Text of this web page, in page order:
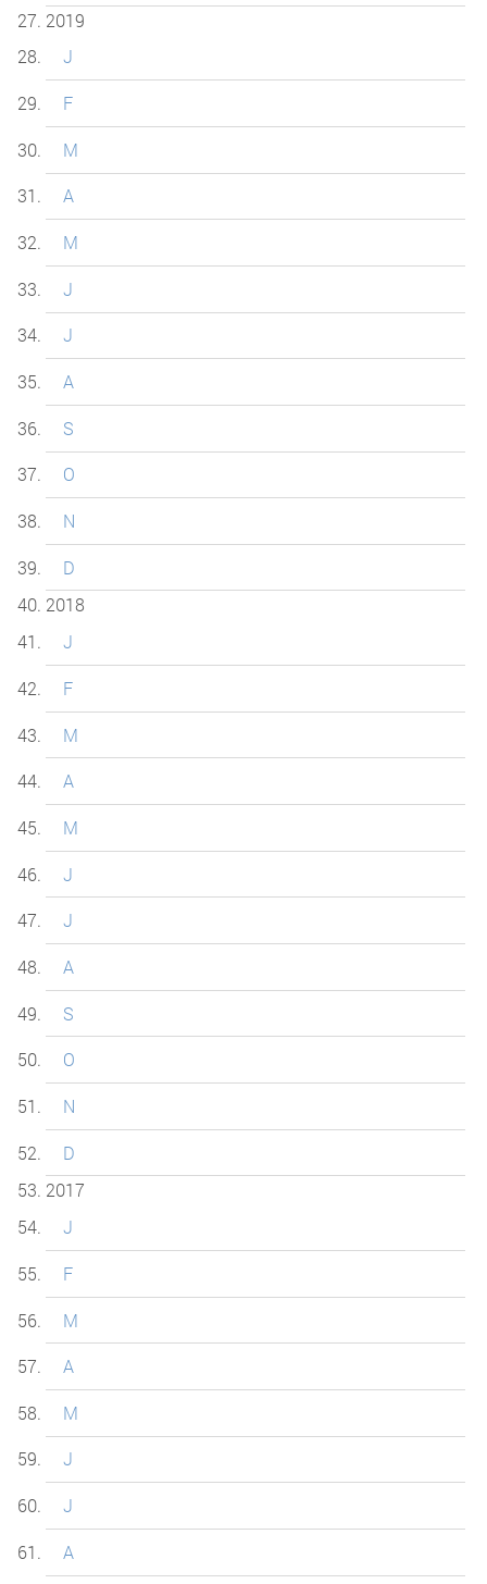
2019
J
F
M
A
M
J
J
A
S
O
N
D
2018
J
F
M
A
M
J
J
A
S
O
N
D
2017
J
F
M
A
M
J
J
A